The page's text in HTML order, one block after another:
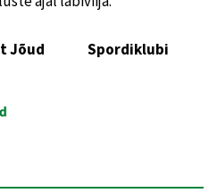
Jõud Spordiklubi